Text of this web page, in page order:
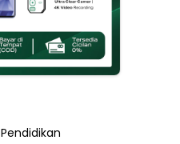
Pendidikan